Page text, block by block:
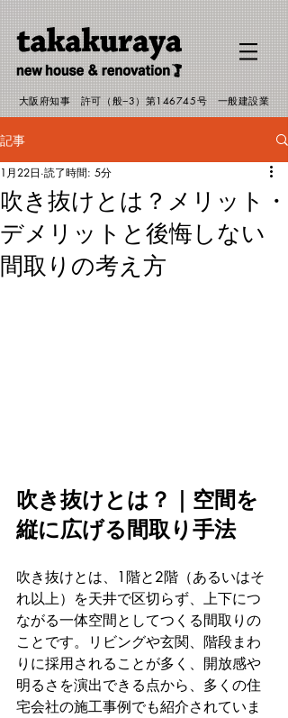
G-EJMHP19RSW
大阪府知事 許可（般−3）第146745号 一般建設業
記事
吹き抜けとは？メリット・
デメリットと後悔しない
間取りの考え方
1月22日 読了時間: 5分
吹き抜けとは？｜空間を
縦に広げる間取り手法
吹き抜けとは、1階と2階（あるいはそ
れ以上）を天井で区切らず、上下につ
ながる一体空間としてつくる間取りの
ことです。リビングや玄関、階段まわ
りに採用されることが多く、開放感や
明るさを演出できる点から、多くの住
宅会社の施工事例でも紹介されていま